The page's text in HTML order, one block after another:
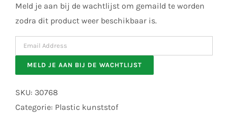
Meld je aan bij de wachtlijst om gemaild te worden
zodra dit product weer beschikbaar is.
Enter
your
email
address
to
MELD JE AAN BIJ DE WACHTLIJST
SKU: 30768
Categorie: Plastic kunststof